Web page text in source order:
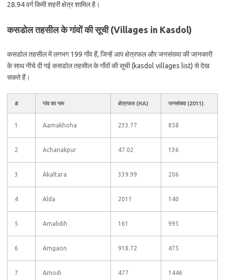
28.94 वर्ग किमी शहरी क्षेत्र शामिल है।
कसडोल तहसील के गांवों की सूची (Villages in Kasdol)
कसडोल तहसील में लगभग 199 गाँव हैं, जिन्हें आप क्षेत्रफल और जनसंख्या की जानकारी
के साथ नीचे दी गई कसडोल तहसील के गाँवों की सूची (kasdol villages list) से देख
सकते हैं।
# गांव का नाम क्षेत्रफल (HA) जनसंख्या (2011)
1 Aamakhoha 233.77 858
2 Achanakpur 47.02 136
3 Akaltara 339.99 206
4 Alda 2011 140
5 Amalidih 161 995
6 Amgaon 918.72 475
7 Amodi 477 1446